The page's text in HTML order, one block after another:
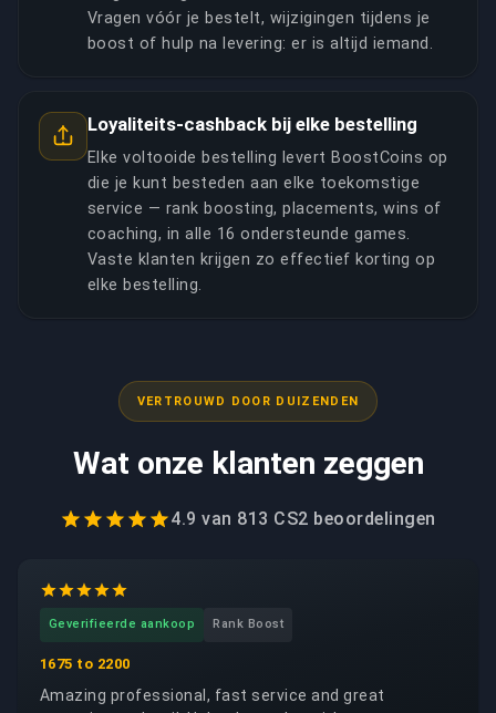
Vragen vóór je bestelt, wijzigingen tijdens je
boost of hulp na levering: er is altijd iemand.
Loyaliteits-cashback bij elke bestelling
Elke voltooide bestelling levert BoostCoins op
die je kunt besteden aan elke toekomstige
service — rank boosting, placements, wins of
coaching, in alle 16 ondersteunde games.
Vaste klanten krijgen zo effectief korting op
elke bestelling.
VERTROUWD DOOR DUIZENDEN
Wat onze klanten zeggen
4.9van 813 CS2 beoordelingen
Geverifieerde aankoop Rank Boost
1675 to 2200
Amazing professional, fast service and great